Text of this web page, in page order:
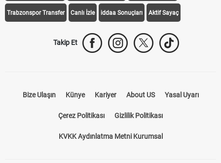
Trabzonspor Transfer Canlı İzle iddaa Sonuçları Aktif Sayaç
Takip Et
Bize Ulaşın Künye Kariyer About US Yasal Uyarı
Çerez Politikası Gizlilik Politikası
KVKK Aydınlatma Metni Kurumsal